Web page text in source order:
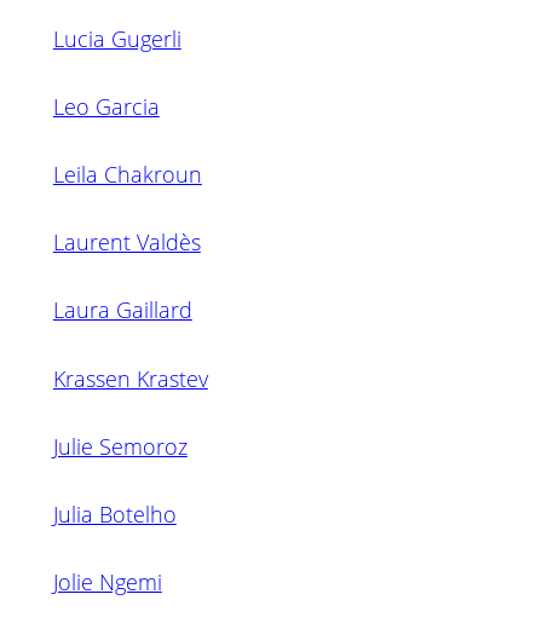
Lucia Gugerli
Leo Garcia
Leila Chakroun
Laurent Valdès
Laura Gaillard
Krassen Krastev
Julie Semoroz
Julia Botelho
Jolie Ngemi